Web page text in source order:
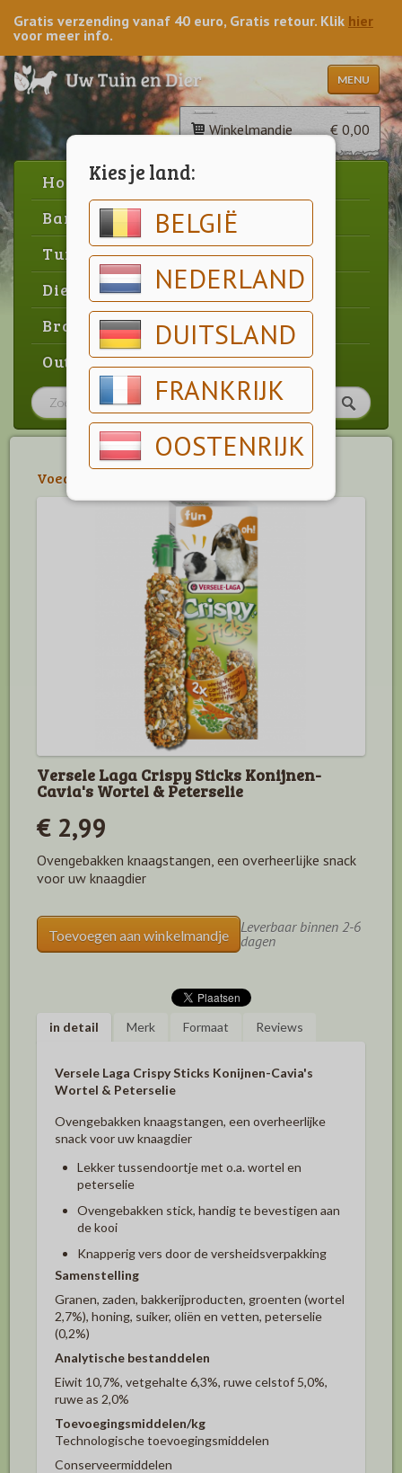
Kies je land:
BELGIË
NEDERLAND
DUITSLAND
FRANKRIJK
OOSTENRIJK
Gratis verzending vanaf 40 euro, Gratis retour. Klik hier
voor meer info.
MENU
Winkelmandje € 0,00
Home
Barbecue
Tuin
Dier
Brood & gebak
Outlet
Voeding
Versele Laga Crispy Sticks Konijnen-
Cavia's Wortel & Peterselie
€ 2,99
Ovengebakken knaagstangen, een overheerlijke snack
voor uw knaagdier
Toevoegen aan winkelmandje
Leverbaar binnen 2-6
dagen
in detail Merk Formaat Reviews
Versele Laga Crispy Sticks Konijnen-Cavia's
Wortel & Peterselie
Ovengebakken knaagstangen, een overheerlijke
snack voor uw knaagdier
Lekker tussendoortje met o.a. wortel en
peterselie
Ovengebakken stick, handig te bevestigen aan
de kooi
Knapperig vers door de versheidsverpakking
Samenstelling
Granen, zaden, bakkerijproducten, groenten (wortel
2,7%), honing, suiker, oliën en vetten, peterselie
(0,2%)
Analytische bestanddelen
Eiwit 10,7%, vetgehalte 6,3%, ruwe celstof 5,0%,
ruwe as 2,0%
Toevoegingsmiddelen/kg
Technologische toevoegingsmiddelen
Conserveermiddelen